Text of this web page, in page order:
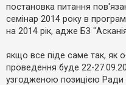
в
і
д
е
А
постановка питання
семінар 2014 року в
на 2014 рік, адже БЗ
якщо все піде саме так, як
проведення буде 22-
узгодженою позицією Ради